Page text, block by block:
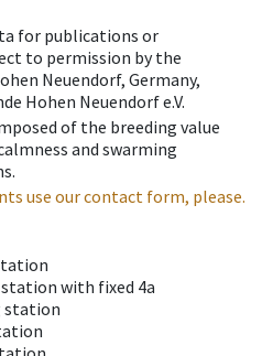
for publications or
to permission by the
Neuendorf, Germany,
Hohen Neuendorf e.V.
of the breeding value
and swarming
use our contact form, please.
with fixed 4a
station